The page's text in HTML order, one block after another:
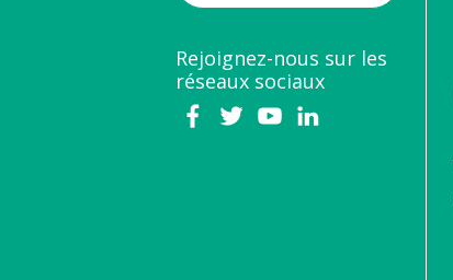
Rejoignez-nous sur les
réseaux sociaux